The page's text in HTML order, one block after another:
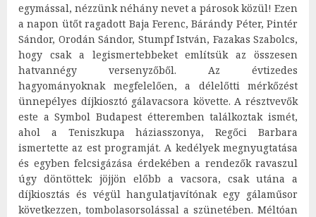
egymással, nézzünk néhány nevet a párosok közül! Ezen
a napon ütőt ragadott Baja Ferenc, Bárándy Péter, Pintér
Sándor, Orodán Sándor, Stumpf István, Fazakas Szabolcs,
hogy csak a legismertebbeket említsük az összesen
hatvannégy versenyzőből. Az évtizedes
hagyományoknak megfelelően, a délelőtti mérkőzést
ünnepélyes díjkiosztó gálavacsora követte. A résztvevők
este a Symbol Budapest étteremben találkoztak ismét,
ahol a Teniszkupa háziasszonya, Regőci Barbara
ismertette az est programját. A kedélyek megnyugtatása
és egyben felcsigázása érdekében a rendezők ravaszul
úgy döntöttek: jöjjön előbb a vacsora, csak utána a
díjkiosztás és végül hangulatjavítónak egy gálaműsor
következzen, tombolasorsolással a szünetében. Méltóan